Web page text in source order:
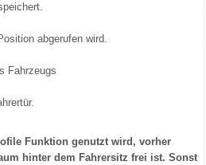
abgerufen wird.
Fahrzeugs
Funktion genutzt wird, vorher
hinter dem Fahrersitz frei ist. Sonst